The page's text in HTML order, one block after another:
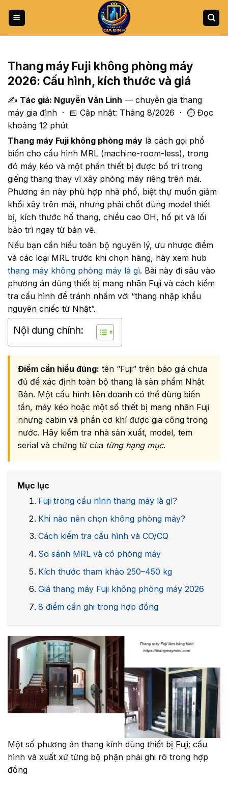
qua
Thang máy Fuji không phòng máy
2026: Cấu hình, kích thước và giá
✍️ Tác giả: Nguyễn Văn Linh — chuyên gia thang
máy gia đình · 📅 Cập nhật: Tháng 8/2026 · ⏱️ Đọc
khoảng 12 phút
Thang máy Fuji không phòng máy là cách gọi phổ
biến cho cấu hình MRL (machine-room-less), trong
đó máy kéo và một phần thiết bị được bố trí trong
giếng thang thay vì xây phòng máy riêng trên mái.
Phương án này phù hợp nhà phố, biệt thự muốn giảm
khối xây trên mái, nhưng phải chốt đúng model thiết
bị, kích thước hố thang, chiều cao OH, hố pit và lối
bảo trì ngay từ bản vẽ.
Nếu bạn cần hiểu toàn bộ nguyên lý, ưu nhược điểm
và các loại MRL trước khi chọn hãng, hãy xem hub
thang máy không phòng máy là gì. Bài này đi sâu vào
phương án dùng thiết bị mang nhãn Fuji và cách kiểm
tra cấu hình để tránh nhầm với “thang nhập khẩu
nguyên chiếc từ Nhật”.
Nội dung chính:
Điểm cần hiểu đúng: tên “Fuji” trên báo giá chưa
đủ để xác định toàn bộ thang là sản phẩm Nhật
Bản. Một cấu hình liên doanh có thể dùng biến
tần, máy kéo hoặc một số thiết bị mang nhãn Fuji
nhưng cabin và phần cơ khí được gia công trong
nước. Hãy kiểm tra nhà sản xuất, model, tem
serial và chứng từ của từng hạng mục.
Mục lục
Fuji trong cấu hình thang máy là gì?
Khi nào nên chọn không phòng máy?
Cách kiểm tra cấu hình và CO/CQ
So sánh MRL và có phòng máy
Kích thước tham khảo 250–450 kg
Giá thang máy Fuji không phòng máy 2026
8 điểm cần ghi trong hợp đồng
Một số phương án thang kính dùng thiết bị Fuji; cấu
hình và xuất xứ từng bộ phận phải ghi rõ trong hợp
đồng